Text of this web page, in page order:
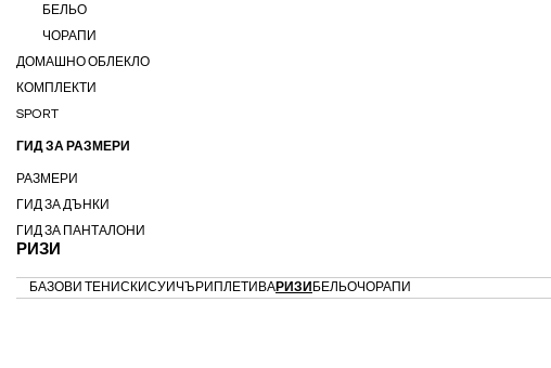
БЕЛЬО
ЧОРАПИ
ДОМАШНО ОБЛЕКЛО
КОМПЛЕКТИ
SPORT
ГИД ЗА РАЗМЕРИ
РАЗМЕРИ
ГИД ЗА ДЪНКИ
ГИД ЗА ПАНТАЛОНИ
РИЗИ
БАЗОВИ ТЕНИСКИСУИЧЪРИ ПЛЕТИВАРИЗИ БЕЛЬОЧОРАПИ